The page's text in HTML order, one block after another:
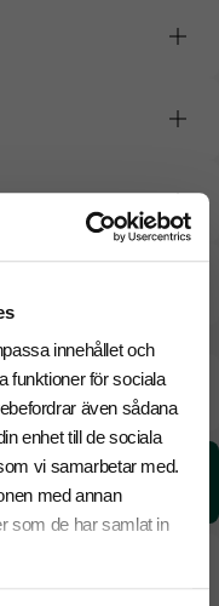
innehållet och
funktioner för sociala
även sådana
enhet till de sociala
vi samarbetar med.
med annan
som de har samlat in
6 arbetsdagar
Kontakta oss.
styck